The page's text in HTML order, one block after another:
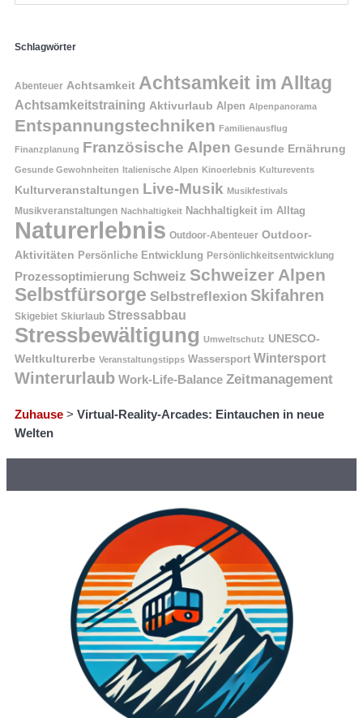
Schlagwörter
Abenteuer Achtsamkeit Achtsamkeit im Alltag
Achtsamkeitstraining Aktivurlaub Alpen Alpenpanorama
Entspannungstechniken Familienausflug
Finanzplanung Französische Alpen Gesunde Ernährung
Gesunde Gewohnheiten Italienische Alpen Kinoerlebnis Kulturevents
Kulturveranstaltungen Live-Musik Musikfestivals
Musikveranstaltungen Nachhaltigkeit Nachhaltigkeit im Alltag
Naturerlebnis Outdoor-Abenteuer Outdoor-
Aktivitäten Persönliche Entwicklung Persönlichkeitsentwicklung
Prozessoptimierung Schweiz Schweizer Alpen
Selbstfürsorge Selbstreflexion Skifahren
Skigebiet Skiurlaub Stressabbau
Stressbewältigung Umweltschutz UNESCO-
Weltkulturerbe Veranstaltungstipps Wassersport Wintersport
Winterurlaub Work-Life-Balance Zeitmanagement
Zuhause > Virtual-Reality-Arcades: Eintauchen in neue
Welten